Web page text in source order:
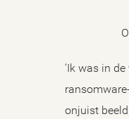
‘Ik was in
onjuist